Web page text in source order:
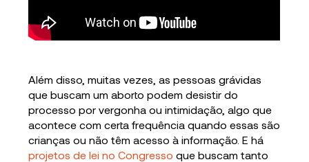
Além disso, muitas vezes, as pessoas grávidas
que buscam um aborto podem desistir do
processo por vergonha ou intimidação, algo que
acontece com certa frequência quando essas são
crianças ou não têm acesso à informação. E há
projetos de lei no Congressoque buscam tanto